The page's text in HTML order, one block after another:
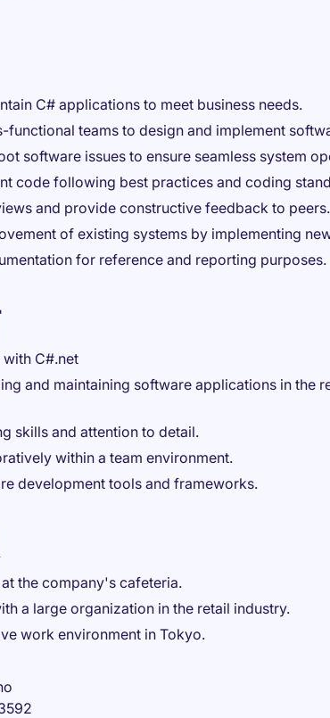
C# applications to meet business needs.
functional teams to design and implement
software issues to ensure seamless system
code following best practices and coding
and provide constructive feedback to peers.
of existing systems by implementing
for reference and reporting purposes.
C#.net
and maintaining software applications in the
skills and attention to detail.
within a team environment.
development tools and frameworks.
the company's cafeteria.
a large organization in the retail industry.
work environment in Tokyo.